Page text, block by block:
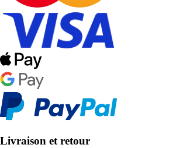
Livraison et retour